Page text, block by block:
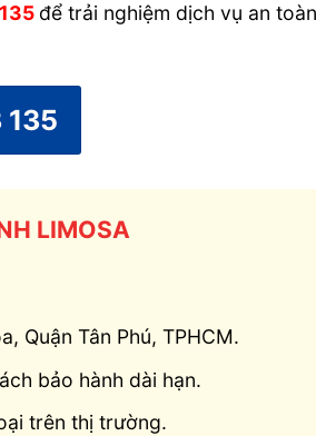
để trải nghiệm dịch vụ an
135
LIMOSA
Quận Tân Phú, TPHCM.
bảo hành dài hạn.
trên thị trường.